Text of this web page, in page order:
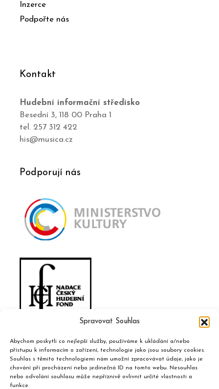
Spravovat Souhlas
Abychom poskytli co nejlepší služby, používáme k ukládání a/nebo
přístupu k informacím o zařízení, technologie jako jsou soubory cookies.
Souhlas s těmito technologiemi nám umožní zpracovávat údaje, jako je
chování při procházení nebo jedinečná ID na tomto webu. Nesouhlas
nebo odvolání souhlasu může nepříznivě ovlivnit určité vlastnosti a
funkce.
Inzerce
Podpořte nás
Kontakt
Hudební informační středisko
Besední 3, 118 00 Praha 1
tel. 257 312 422
his@musica.cz
Podporují nás